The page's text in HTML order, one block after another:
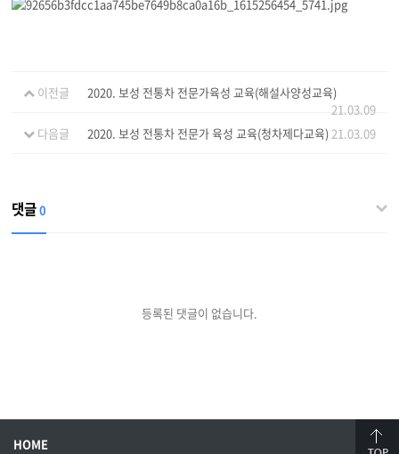
이전글
2020. 보성 전통차 전문가육성 교육(해설사양성교육)
21.03.09
다음글
2020. 보성 전통차 전문가 육성 교육(청차제다교육) 21.03.09
댓글0
등록된 댓글이 없습니다.
HOME